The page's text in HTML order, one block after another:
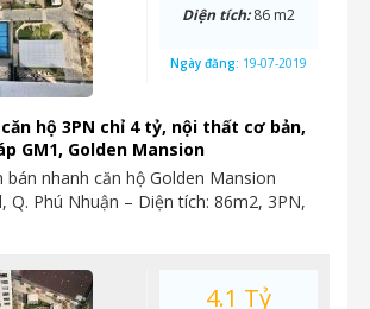
hộ 3PN chỉ 4 tỷ, nội thất cơ bản,
GM1, Golden Mansion
bán nhanh căn hộ Golden Mansion
Q. Phú Nhuận – Diện tích: 86m2, 3PN,
Diện tích:86 m2
Ngày đăng: 19-07-2019
4.1 Tỷ